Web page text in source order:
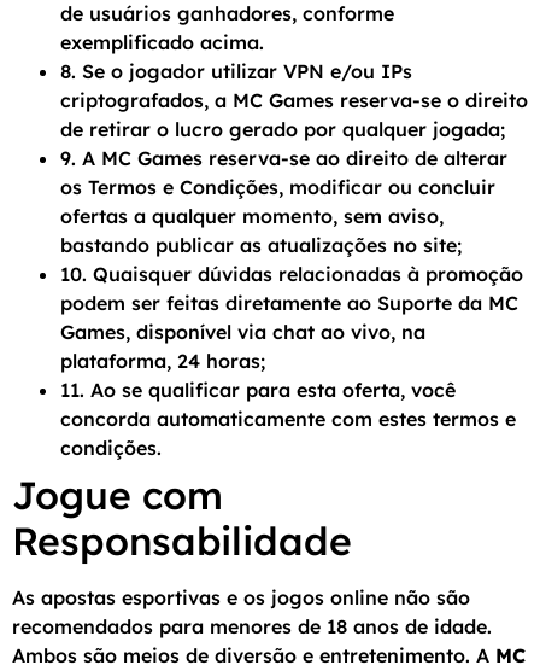
de usuários ganhadores, conforme
exemplificado acima.
8. Se o jogador utilizar VPN e/ou IPs
criptografados, a MC Games reserva-se o direito
de retirar o lucro gerado por qualquer jogada;
9. A MC Games reserva-se ao direito de alterar
os Termos e Condições, modificar ou concluir
ofertas a qualquer momento, sem aviso,
bastando publicar as atualizações no site;
10. Quaisquer dúvidas relacionadas à promoção
podem ser feitas diretamente ao Suporte da MC
Games, disponível via chat ao vivo, na
plataforma, 24 horas;
11. Ao se qualificar para esta oferta, você
concorda automaticamente com estes termos e
condições.
Jogue com
Responsabilidade
As apostas esportivas e os jogos online não são
recomendados para menores de 18 anos de idade.
Ambos são meios de diversão e entretenimento. A MC